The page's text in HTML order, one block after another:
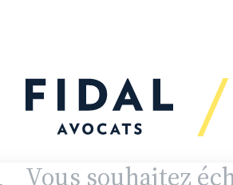
Vous souhaitez